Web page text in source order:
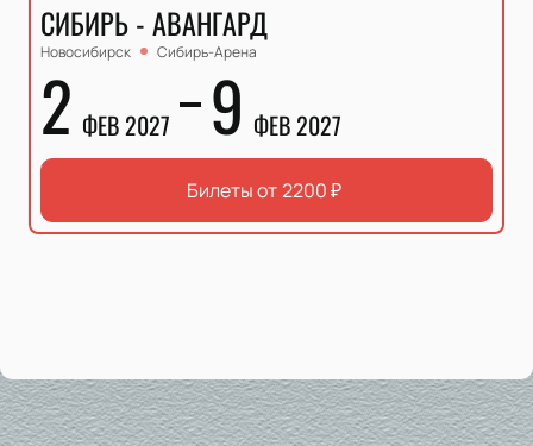
СИБИРЬ - АВАНГАРД
Новосибирск Сибирь-Арена
2 ФЕВ 2027 9 ФЕВ 2027
Билеты от2200₽